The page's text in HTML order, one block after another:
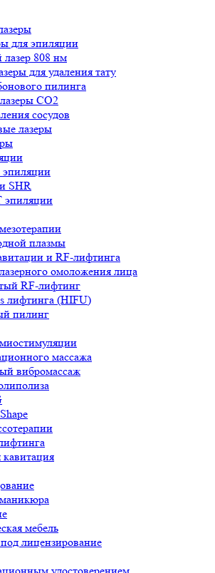
для эпиляции
808 нм
для удаления тату
пилинга
CO2
сосудов
лазеры
SHR
эпиляции
плазмы
и RF-лифтинга
омоложения лица
RF-лифтинг
лифтинга (HIFU)
пилинг
массажа
вибромассаж
кавитация
мебель
лицензирование